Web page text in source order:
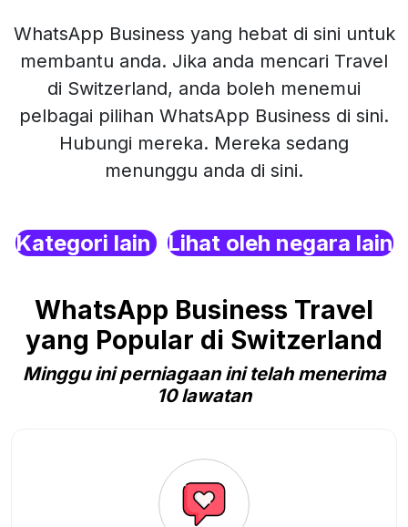
WhatsApp Business yang hebat di sini untuk
membantu anda. Jika anda mencari Travel
di Switzerland, anda boleh menemui
pelbagai pilihan WhatsApp Business di sini.
Hubungi mereka. Mereka sedang
menunggu anda di sini.
Kategori lain Lihat oleh negara lain
WhatsApp Business Travel
yang Popular di Switzerland
Minggu ini perniagaan ini telah menerima
10 lawatan